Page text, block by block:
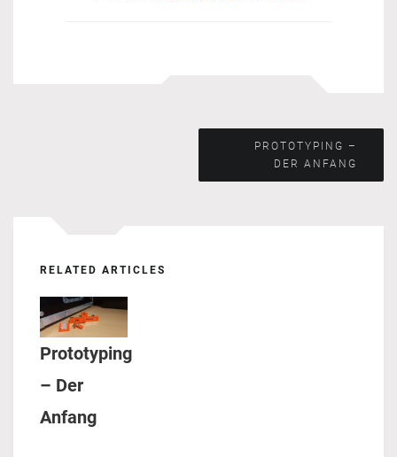
PROTOTYPING –
DER ANFANG
RELATED ARTICLES
Prototyping
– Der
Anfang